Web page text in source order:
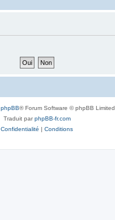
phpBB® Forum Software © phpBB Limited
Traduit parphpBB-fr.com
Confidentialité | Conditions